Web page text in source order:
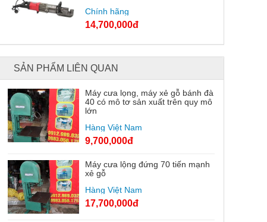
Chính hãng
14,700,000đ
SẢN PHẨM LIÊN QUAN
Máy cưa lọng, máy xẻ gỗ bánh đà
40 có mô tơ sản xuất trên quy mô
lớn
Hàng Việt Nam
9,700,000đ
Máy cưa lộng đứng 70 tiến mạnh
xẻ gỗ
Hàng Việt Nam
17,700,000đ